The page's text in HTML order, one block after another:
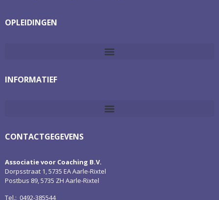
OPLEIDINGEN
INFORMATIEF
CONTACTGEGEVENS
Associatie voor Coaching B.V.
Dorpsstraat 1, 5735 EA Aarle-Rixtel
Postbus 89, 5735 ZH Aarle-Rixtel
Tel.: 0492-385544